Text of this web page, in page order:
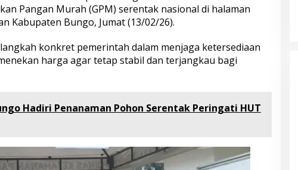
Pangan Murah (GPM) serentak nasional di halaman
Kabupaten Bungo, Jumat (13/02/26).
konkret pemerintah dalam menjaga ketersediaan
harga agar tetap stabil dan terjangkau bagi
Hadiri Penanaman Pohon Serentak Peringati HUT
Bupati Bungo Pimpin Apel
Pengukuhan dan Simulasi SOP